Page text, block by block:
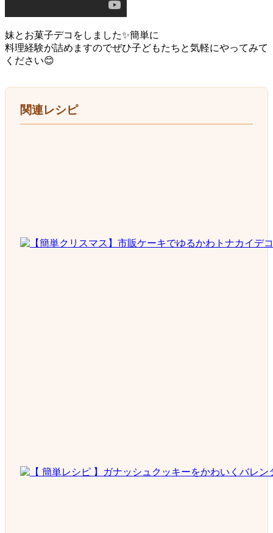
妹とお菓子デコをしました✨簡単に
料理経験が詰めますのでぜひ子どもたちと気軽にやってみて
ください😊
関連レシピ